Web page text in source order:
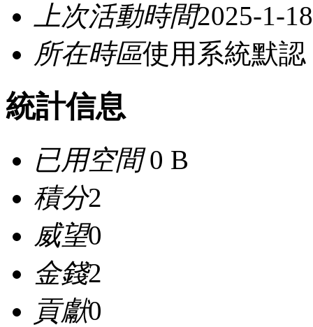
上次活動時間2025-1-
所在時區使用系統默認
統計信息
已用空間0 B
積分2
威望0
金錢2
貢獻0